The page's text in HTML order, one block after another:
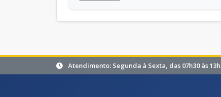
Atendimento: Segunda à Sexta, das 07h30 às